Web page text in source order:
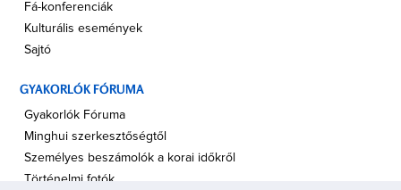
Fá-konferenciák
Kulturális események
Sajtó
GYAKORLÓK FÓRUMA
Gyakorlók Fóruma
Minghui szerkesztőségtől
Személyes beszámolók a korai időkről
Történelmi fotók